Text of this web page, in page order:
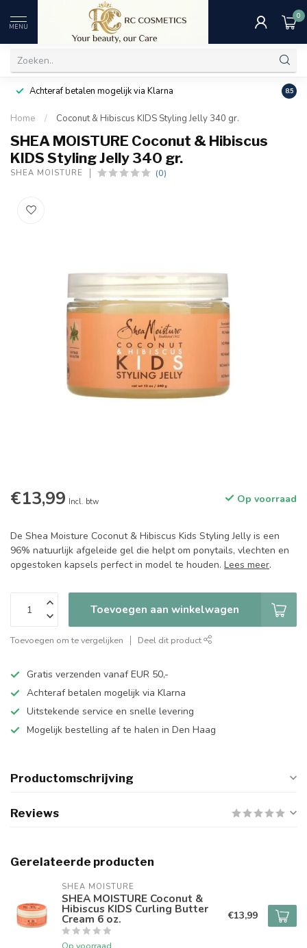
MENU
0
Achteraf betalen mogelijk via Klarna 8.5
Home / Coconut & Hibiscus KIDS Styling Jelly 340 gr.
SHEA MOISTURE Coconut & Hibiscus
KIDS Styling Jelly 340 gr.
SHEA MOISTURE (0)
€13,99 Incl. btw Op voorraad
De Shea Moisture Coconut & Hibiscus Kids Styling Jelly is een
96% natuurlijk afgeleide gel die helpt om ponytails, vlechten en
opgestoken kapsels perfect in model te houden. Lees meer.
Toevoegen aan winkelwagen
Toevoegen om te vergelijken Deel dit product
Gratis verzenden vanaf EUR 50,-
Achteraf betalen mogelijk via Klarna
Uitstekende service en snelle levering
Mogelijk bestelling af te halen in Den Haag
Productomschrijving
Reviews
Gerelateerde producten
SHEA MOISTURE
SHEA MOISTURE Coconut &
Hibiscus KIDS Curling Butter
Cream 6 oz.
Op voorraad
€13,99